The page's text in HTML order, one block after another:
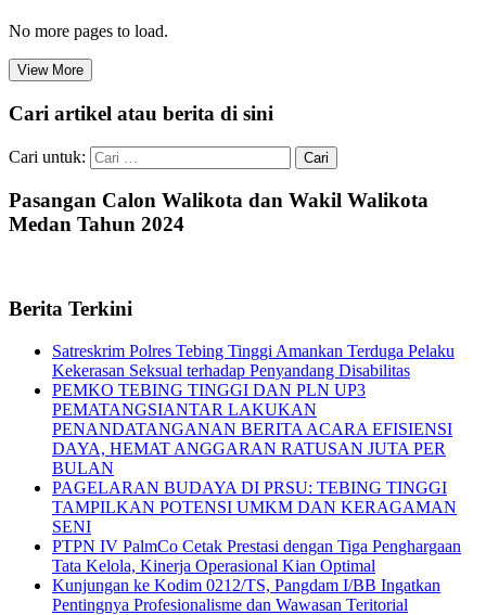
No more pages to load.
View More
Cari artikel atau berita di sini
Cari untuk:
Pasangan Calon Walikota dan Wakil Walikota
Medan Tahun 2024
Berita Terkini
Satreskrim Polres Tebing Tinggi Amankan Terduga Pelaku
Kekerasan Seksual terhadap Penyandang Disabilitas
PEMKO TEBING TINGGI DAN PLN UP3
PEMATANGSIANTAR LAKUKAN
PENANDATANGANAN BERITA ACARA EFISIENSI
DAYA, HEMAT ANGGARAN RATUSAN JUTA PER
BULAN
PAGELARAN BUDAYA DI PRSU: TEBING TINGGI
TAMPILKAN POTENSI UMKM DAN KERAGAMAN
SENI
PTPN IV PalmCo Cetak Prestasi dengan Tiga Penghargaan
Tata Kelola, Kinerja Operasional Kian Optimal
Kunjungan ke Kodim 0212/TS, Pangdam I/BB Ingatkan
Pentingnya Profesionalisme dan Wawasan Teritorial